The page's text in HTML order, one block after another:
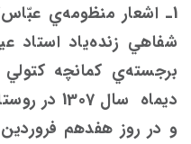
1ـ اشعار منظومه‌ي
شفاهي زنده‌ياد استاد
برجسته‌ي كمانچه
ديماه سال